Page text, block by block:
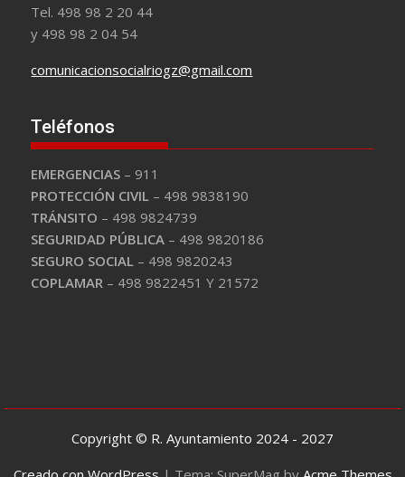
Tel. 498 98 2 20 44
y 498 98 2 04 54
comunicacionsocialriogz@gmail.com
Teléfonos
EMERGENCIAS – 911
PROTECCIÓN CIVIL – 498 9838190
TRÁNSITO – 498 9824739
SEGURIDAD PÚBLICA – 498 9820186
SEGURO SOCIAL – 498 9820243
COPLAMAR – 498 9822451 Y 21572
Copyright © R. Ayuntamiento 2024 - 2027